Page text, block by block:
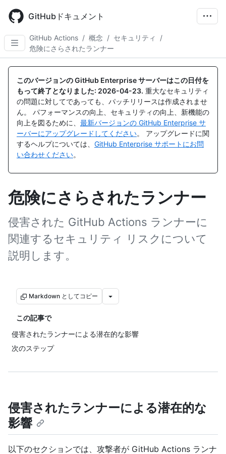
main
content
GitHubドキュメント
GitHub Actions / 概念 / セキュリティ
/
危険にさらされたランナー
このバージョンの GitHub Enterprise サーバーはこの日付を
もって終了となりました: 2026-04-23. 重大なセキュリティ
の問題に対してであっても、パッチリリースは作成されませ
ん。 パフォーマンスの向上、セキュリティの向上、新機能の
向上を図るために、 最新バージョンの GitHub Enterprise サ
ーバーにアップグレードしてください。 アップグレードに関
するヘルプについては、 GitHub Enterprise サポートにお問
い合わせください。
危険にさらされたランナー
侵害された GitHub Actions ランナーに
関連するセキュリティ リスクについて
説明します。
Markdown としてコピー
この記事で
侵害されたランナーによる潜在的な影響
次のステップ
侵害されたランナーによる潜在的な
影響
以下のセクションでは、攻撃者が GitHub Actions ランナ